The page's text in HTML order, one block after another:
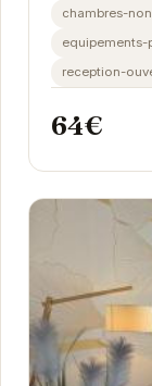
chambres-
equipements-
reception-
64€